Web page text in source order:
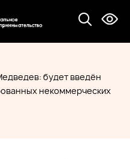
будет введён
некоммерческих